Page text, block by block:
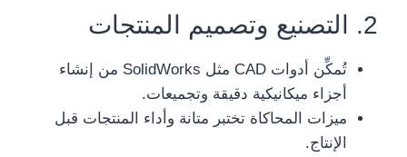
2. التصنيع وتصميم المنتجات
تُمكِّن أدوات CAD مثل SolidWorks من إنشاء
أجزاء ميكانيكية دقيقة وتجميعات.
ميزات المحاكاة تختبر متانة وأداء المنتجات قبل
الإنتاج.